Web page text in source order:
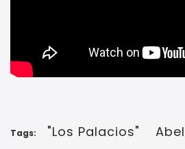
Tags: "Los Palacios"